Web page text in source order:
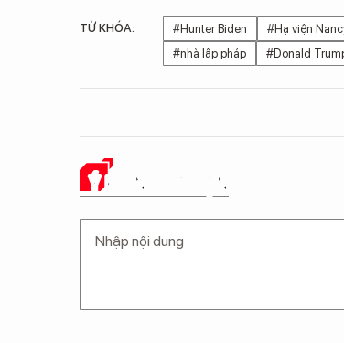
TỪ KHÓA: #Hunter Biden #Hạ viện
#nhà lập pháp
#Donald
Ý KIẾN CỦA BẠN